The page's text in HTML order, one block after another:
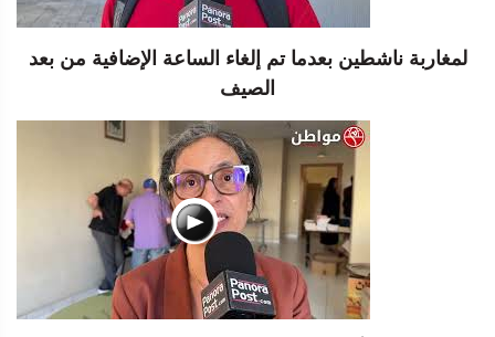
لمغاربة ناشطين بعدما تم إلغاء الساعة الإضافية من بعد
الصيف